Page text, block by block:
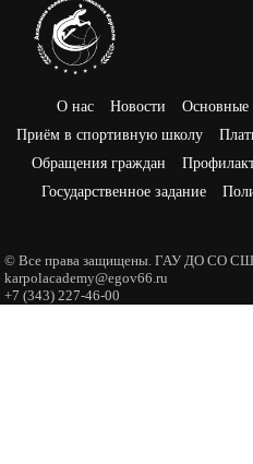
О нас Новости Основные
Приём в спортивную школу
Обращения граждан
Государственное задание
© Все права защищены. ГАУ ДО СО СШ
karpolacademy@egov66.ru
+7 (343) 227-46-00